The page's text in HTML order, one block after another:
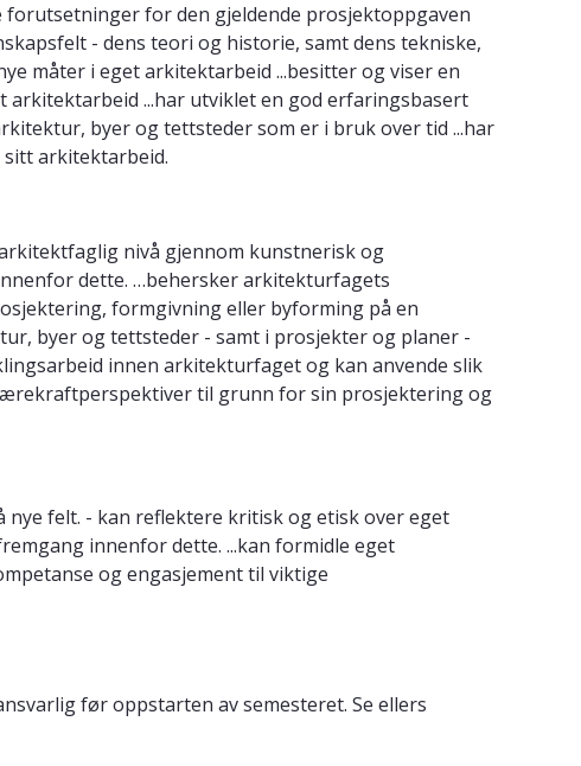
for den gjeldende prosjektoppgaven
- dens teori og historie, samt dens tekniske,
måter i eget arkitektarbeid ...besitter og viser en
arkitektarbeid ...har utviklet en god erfaringsbasert
byer og tettsteder som er i bruk over tid ...har
arkitektarbeid.
nivå gjennom kunstnerisk og
dette. …behersker arkitekturfagets
formgivning eller byforming på en
byer og tettsteder - samt i prosjekter og planer -
innen arkitekturfaget og kan anvende slik
til grunn for sin prosjektering og
felt. - kan reflektere kritisk og etisk over eget
innenfor dette. ...kan formidle eget
og engasjement til viktige
før oppstarten av semesteret. Se ellers